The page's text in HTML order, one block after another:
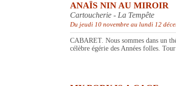
ANAÏS NIN AU MIROIR
Cartoucherie - La Tempête
Du jeudi 10 novembre au lundi 12
CABARET. Nous sommes dans un
célèbre égérie des Années folles.